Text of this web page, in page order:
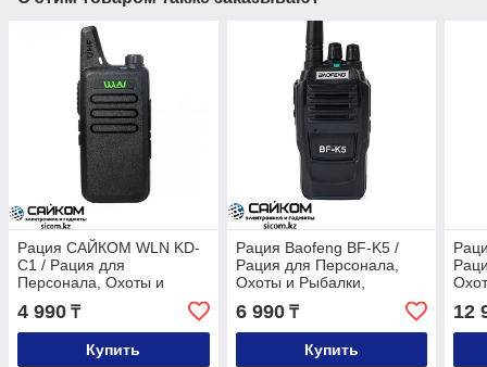
Рация САЙКОМ WLN KD-
C1 / Рация для
Персонала, Охоты и
Рыбалки, Стройки,
Охраны
4 990 ₸
Купить
Рация Baofeng BF-K5 /
Рация для Персонала,
Охоты и Рыбалки,
Стройки, Охраны
6 990₸
Купить
12